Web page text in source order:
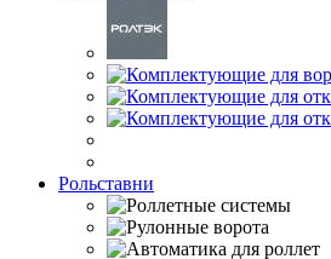
Рольставни